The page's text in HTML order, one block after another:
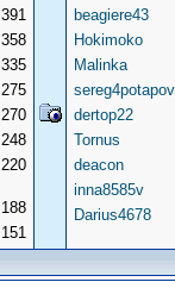
391
358
335
275
270
248
220
188
151
beagiere43
Hokimoko
Malinka
sereg4potapov
dertop22
Tornus
deacon
inna8585v
Darius4678